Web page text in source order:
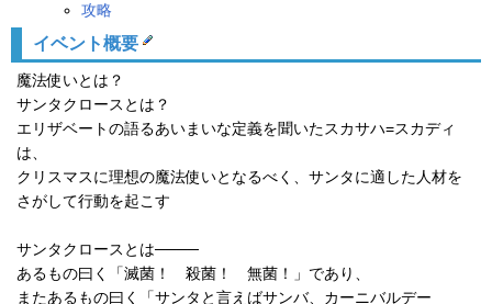
攻略
イベント概要
魔法使いとは？
サンタクロースとは？
エリザベートの語るあいまいな定義を聞いたスカサハ=スカディ
は、
クリスマスに理想の魔法使いとなるべく、サンタに適した人材を
さがして行動を起こす
サンタクロースとは────
あるもの曰く「滅菌！ 殺菌！ 無菌！」であり、
またあるもの曰く「サンタと言えばサンバ、カーニバルデー